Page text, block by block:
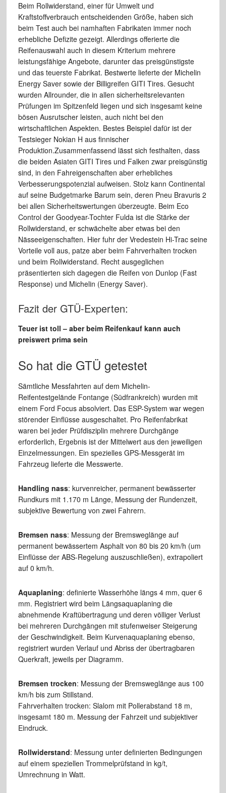
Beim Rollwiderstand, einer für Umwelt und
Kraftstoffverbrauch entscheidenden Größe, haben sich
beim Test auch bei namhaften Fabrikaten immer noch
erhebliche Defizite gezeigt. Allerdings offerierte die
Reifenauswahl auch in diesem Kriterium mehrere
leistungsfähige Angebote, darunter das preisgünstigste
und das teuerste Fabrikat. Bestwerte lieferte der Michelin
Energy Saver sowie der Billigreifen GITI Tires. Gesucht
wurden Allrounder, die in allen sicherheitsrelevanten
Prüfungen im Spitzenfeld liegen und sich insgesamt keine
bösen Ausrutscher leisten, auch nicht bei den
wirtschaftlichen Aspekten. Bestes Beispiel dafür ist der
Testsieger Nokian H aus finnischer
Produktion.Zusammenfassend lässt sich festhalten, dass
die beiden Asiaten GITI Tires und Falken zwar preisgünstig
sind, in den Fahreigenschaften aber erhebliches
Verbesserungspotenzial aufweisen. Stolz kann Continental
auf seine Budgetmarke Barum sein, deren Pneu Bravuris 2
bei allen Sicherheitswertungen überzeugte. Beim Eco
Control der Goodyear-Tochter Fulda ist die Stärke der
Rollwiderstand, er schwächelte aber etwas bei den
Nässeeigenschaften. Hier fuhr der Vredestein Hi-Trac seine
Vorteile voll aus, patze aber beim Fahrverhalten trocken
und beim Rollwiderstand. Recht ausgeglichen
präsentierten sich dagegen die Reifen von Dunlop (Fast
Response) und Michelin (Energy Saver).
Fazit der GTÜ-Experten:
Teuer ist toll – aber beim Reifenkauf kann auch
preiswert prima sein
So hat die GTÜ getestet
Sämtliche Messfahrten auf dem Michelin-
Reifentestgelände Fontange (Südfrankreich) wurden mit
einem Ford Focus absolviert. Das ESP-System war wegen
störender Einflüsse ausgeschaltet. Pro Reifenfabrikat
waren bei jeder Prüfdisziplin mehrere Durchgänge
erforderlich, Ergebnis ist der Mittelwert aus den jeweiligen
Einzelmessungen. Ein spezielles GPS-Messgerät im
Fahrzeug lieferte die Messwerte.
Handling nass: kurvenreicher, permanent bewässerter
Rundkurs mit 1.170 m Länge, Messung der Rundenzeit,
subjektive Bewertung von zwei Fahrern.
Bremsen nass: Messung der Bremsweglänge auf
permanent bewässertem Asphalt von 80 bis 20 km/h (um
Einflüsse der ABS-Regelung auszuschließen), extrapoliert
auf 0 km/h.
Aquaplaning: definierte Wasserhöhe längs 4 mm, quer 6
mm. Registriert wird beim Längsaquaplaning die
abnehmende Kraftübertragung und deren völliger Verlust
bei mehreren Durchgängen mit stufenweiser Steigerung
der Geschwindigkeit. Beim Kurvenaquaplaning ebenso,
registriert wurden Verlauf und Abriss der übertragbaren
Querkraft, jeweils per Diagramm.
Bremsen trocken: Messung der Bremsweglänge aus 100
km/h bis zum Stillstand.
Fahrverhalten trocken: Slalom mit Pollerabstand 18 m,
insgesamt 180 m. Messung der Fahrzeit und subjektiver
Eindruck.
Rollwiderstand: Messung unter definierten Bedingungen
auf einem speziellen Trommelprüfstand in kg/t,
Umrechnung in Watt.